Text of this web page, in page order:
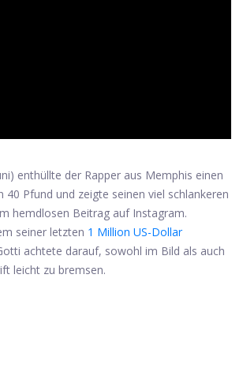
enthüllte der Rapper aus Memphis einen
40 Pfund und zeigte seinen viel schlankeren
hemdlosen Beitrag auf Instagram.
seiner letzten 1 Million US-Dollar
achtete darauf, sowohl im Bild als auch
leicht zu bremsen.